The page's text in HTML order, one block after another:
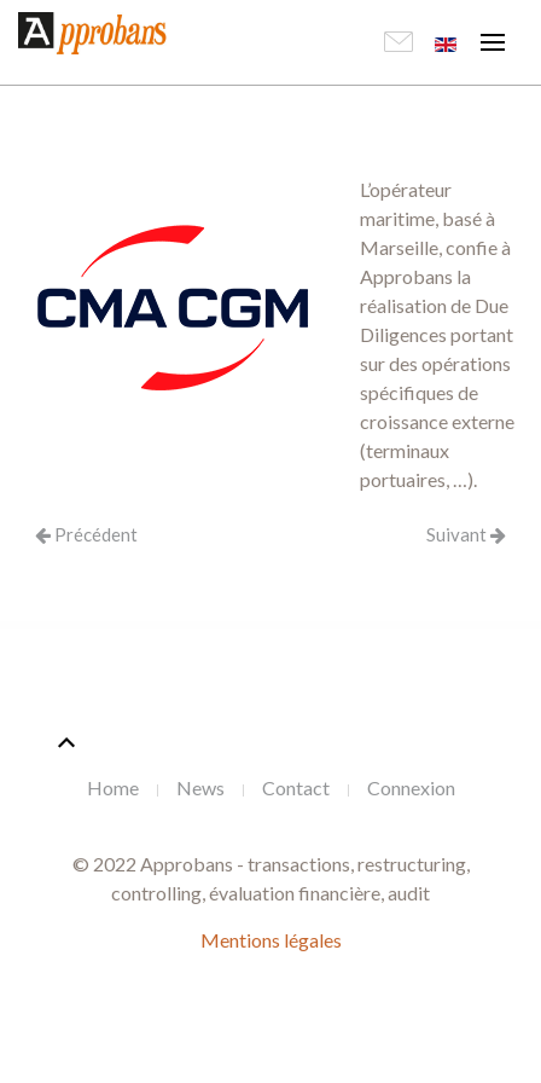
L’opérateur
maritime, basé à
Marseille, confie à
Approbans la
réalisation de Due
Diligences portant
sur des opérations
spécifiques de
croissance externe
(terminaux
portuaires, …).
Précédent Suivant
Home News Contact Connexion
© 2022 Approbans - transactions, restructuring,
controlling, évaluation financière, audit
Mentions légales